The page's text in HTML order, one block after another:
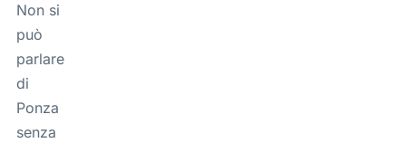
Non si
può
parlare
di
Ponza
senza